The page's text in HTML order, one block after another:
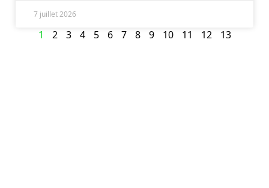
7 juillet 2026
1 2 3 4 5 6 7 8 9 10 11 12 13